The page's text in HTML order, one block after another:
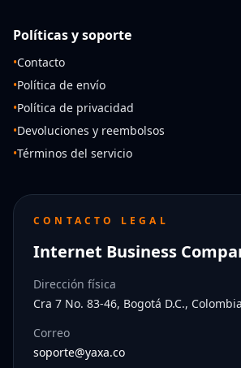
Políticas y soporte
•Contacto
•Política de envío
•Política de privacidad
•Devoluciones y reembolsos
•Términos del servicio
CONTACTO LEGAL
Internet Business
Dirección física
Cra 7 No. 83-46, Bogotá D.C., Colombia
Correo
soporte@yaxa.co